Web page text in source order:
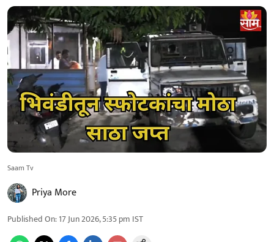
Saam Tv
Priya More
Published On:17 Jun 2026, 5:35 pm IST